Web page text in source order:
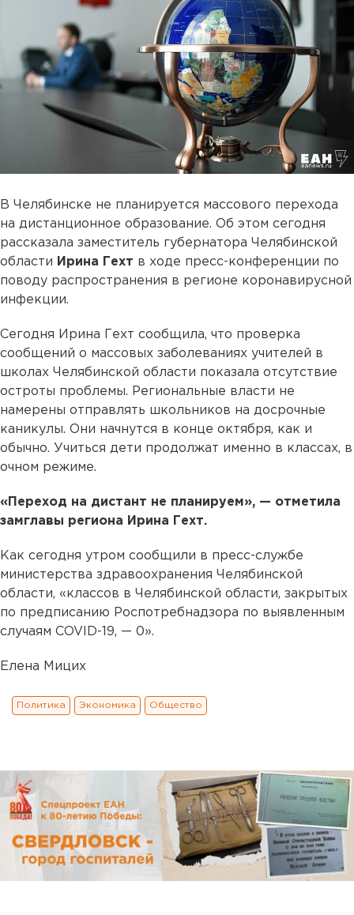
В Челябинске не планируется массового перехода
на дистанционное образование. Об этом сегодня
рассказала заместитель губернатора Челябинской
области Ирина Гехт в ходе пресс-конференции по
поводу распространения в регионе коронавирусной
инфекции.
Сегодня Ирина Гехт сообщила, что проверка
сообщений о массовых заболеваниях учителей в
школах Челябинской области показала отсутствие
остроты проблемы. Региональные власти не
намерены отправлять школьников на досрочные
каникулы. Они начнутся в конце октября, как и
обычно. Учиться дети продолжат именно в классах, в
очном режиме.
«Переход на дистант не планируем», — отметила
замглавы региона Ирина Гехт.
Как сегодня утром сообщили в пресс-службе
министерства здравоохранения Челябинской
области, «классов в Челябинской области, закрытых
по предписанию Роспотребнадзора по выявленным
случаям COVID-19, — 0».
Елена Мицих
Политика Экономика Общество